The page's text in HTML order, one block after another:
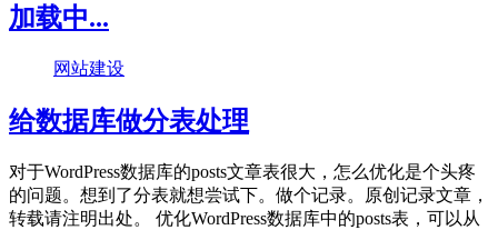
加载中...
网站建设
给数据库做分表处理
对于WordPress数据库的posts文章表很大，怎么优化是个头疼
的问题。想到了分表就想尝试下。做个记录。原创记录文章，
转载请注明出处。 优化WordPress数据库中的posts表，可以从